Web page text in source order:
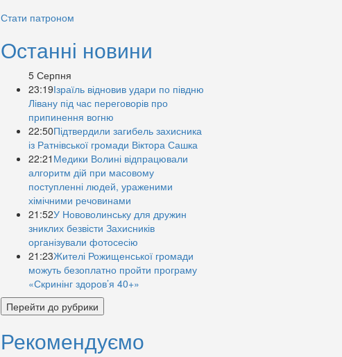
Стати патроном
Останні новини
5 Серпня
23:19Ізраїль відновив удари по півдню
Лівану під час переговорів про
припинення вогню
22:50Підтвердили загибель захисника
із Ратнівської громади Віктора Сашка
22:21 Медики Волині відпрацювали
алгоритм дій при масовому
поступленні людей, ураженими
хімічними речовинами
21:52У Нововолинську для дружин
зниклих безвісти Захисників
організували фотосесію
21:23Жителі Рожищенської громади
можуть безоплатно пройти програму
«Скринінг здоров’я 40+»
Перейти до рубрики
Рекомендуємо